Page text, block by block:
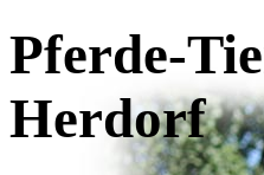
Pferde-
Herdorf